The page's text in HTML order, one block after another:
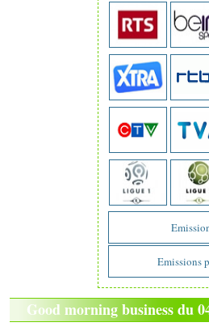
Emissions
Good morning business du